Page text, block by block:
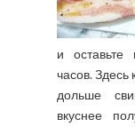
и
часов. Здесь
дольше
вкуснее